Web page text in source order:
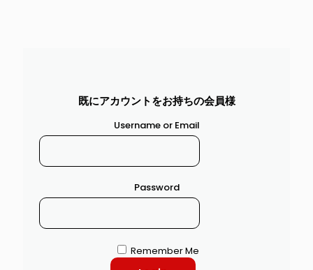
既にアカウントをお持ちの会員様
Username or Email
Password
Remember Me